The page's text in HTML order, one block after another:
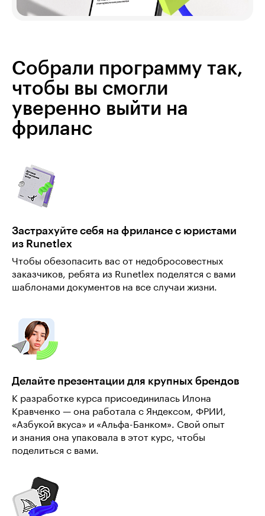
Собрали программу так,
чтобы вы смогли
уверенно выйти на
фриланс
Застрахуйте себя на фрилансе с юристами
из Runetlex
Чтобы обезопасить вас от недобросовестных
заказчиков, ребята из Runetlex поделятся с вами
шаблонами документов на все случаи жизни.
Делайте презентации для крупных брендов
К разработке курса присоединилась Илона
Кравченко — она работала с Яндексом, ФРИИ,
«Азбукой вкуса» и «Альфа-Банком». Свой опыт
и знания она упаковала в этот курс, чтобы
поделиться с вами.